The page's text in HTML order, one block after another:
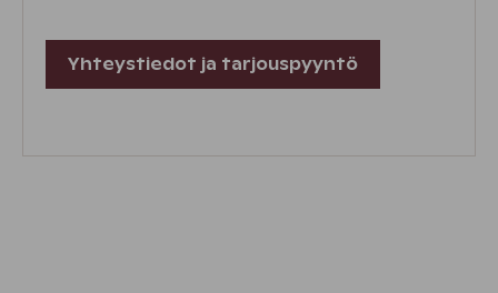
Yhteystiedot ja tarjouspyyntö